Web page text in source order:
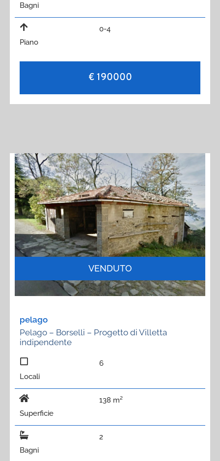
Bagni
Piano
0-4
€ 190000
VENDUTO
pelago
Pelago – Borselli – Progetto di Villetta
indipendente
Locali
6
Superficie
138 m²
Bagni
2